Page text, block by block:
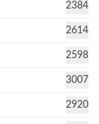
2384
2614
2598
3007
2920